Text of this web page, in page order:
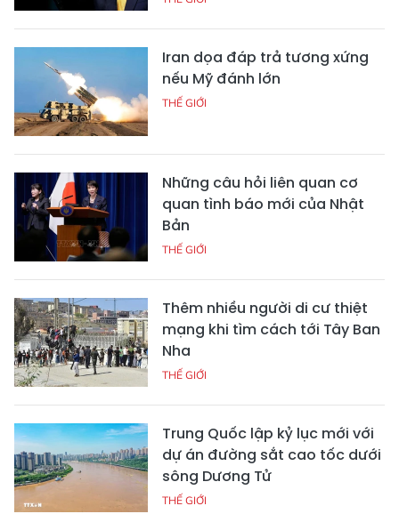
Iran dọa đáp trả tương xứng
nếu Mỹ đánh lớn
THẾ GIỚI
Những câu hỏi liên quan cơ
quan tình báo mới của Nhật
Bản
THẾ GIỚI
Thêm nhiều người di cư thiệt
mạng khi tìm cách tới Tây Ban
Nha
THẾ GIỚI
Trung Quốc lập kỷ lục mới với
dự án đường sắt cao tốc dưới
sông Dương Tử
THẾ GIỚI